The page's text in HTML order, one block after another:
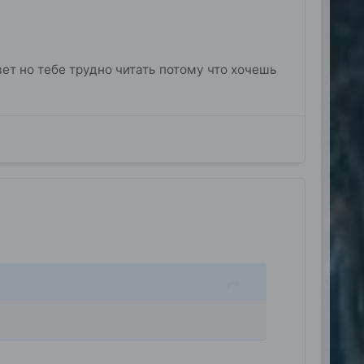
но тебе трудно читать потому что хочешь